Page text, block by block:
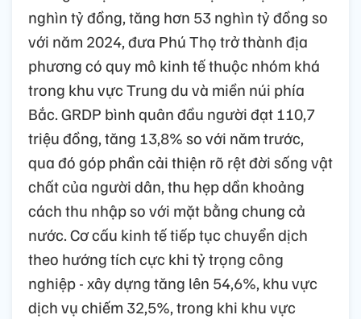
nghìn tỷ đồng, tăng hơn 53 nghìn tỷ đồng so
với năm 2024, đưa Phú Thọ trở thành địa
phương có quy mô kinh tế thuộc nhóm khá
trong khu vực Trung du và miền núi phía
Bắc. GRDP bình quân đầu người đạt 110,7
triệu đồng, tăng 13,8% so với năm trước,
qua đó góp phần cải thiện rõ rệt đời sống vật
chất của người dân, thu hẹp dần khoảng
cách thu nhập so với mặt bằng chung cả
nước. Cơ cấu kinh tế tiếp tục chuyển dịch
theo hướng tích cực khi tỷ trọng công
nghiệp - xây dựng tăng lên 54,6%, khu vực
dịch vụ chiếm 32,5%, trong khi khu vực